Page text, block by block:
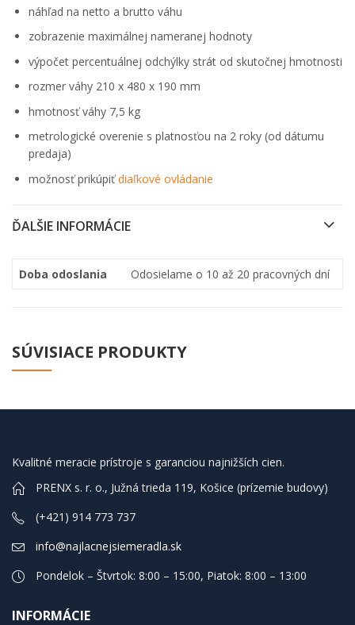
náhľad na netto a brutto váhu
zobrazenie maximálnej nameranej hodnoty
výpočet percentuálnej odchýlky strát od skutočnej hmotnosti
rozmer váhy 210 x 480 x 190 mm
hmotnosť váhy 7,5 kg
metrologické overenie s platnosťou na 2 roky (od dátumu
predaja)
možnosť prikúpiťdiaľkové ovládanie
ĎALŠIE INFORMÁCIE
Doba odoslania Odosielame o 10 až 20 pracovných dní
SÚVISIACE PRODUKTY
Kvalitné meracie prístroje s garanciou najnižších cien.
PRENX s. r. o., Južná trieda 119, Košice (prízemie budovy)
(+421) 914 773 737
info@najlacnejsiemeradla.sk
Pondelok – Štvrtok: 8:00 – 15:00, Piatok: 8:00 – 13:00
INFORMÁCIE